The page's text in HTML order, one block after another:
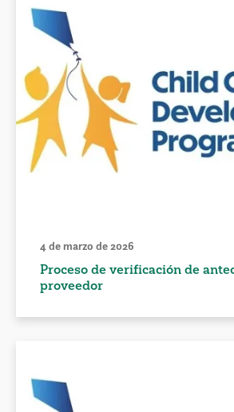
4 de marzo de 2026
Proceso de verificación de
proveedor